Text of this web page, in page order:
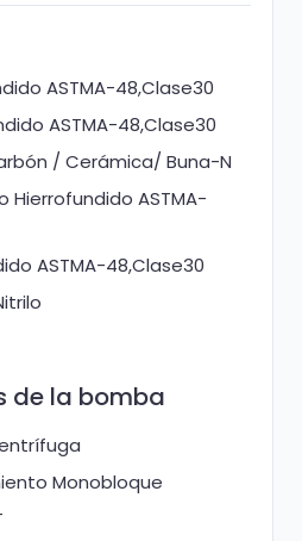
ASTMA-48,Clase30
ASTMA-48,Clase30
/ Cerámica/ Buna-N
Hierrofundido ASTMA-
ASTMA-48,Clase30
de la bomba
Monobloque